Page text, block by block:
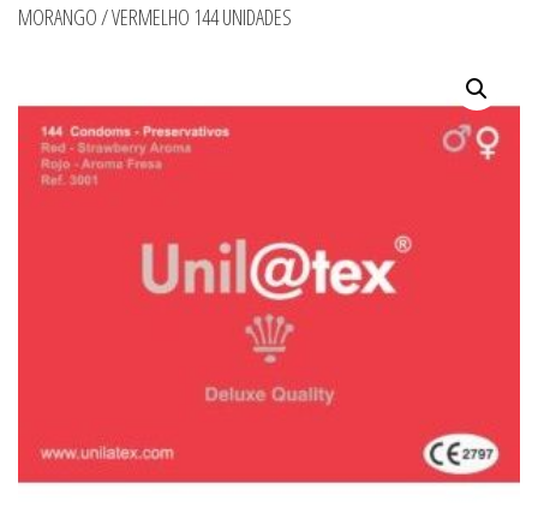
MORANGO / VERMELHO 144 UNIDADES